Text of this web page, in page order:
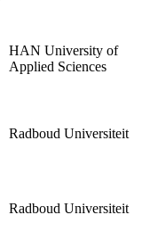
HAN University of
Applied Sciences
Radboud Universiteit
Radboud Universiteit